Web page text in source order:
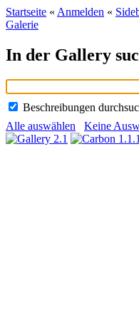
Startseite « Anmelden «
Galerie
In der Gallery
Beschreibungen
Alle auswählen
Keine